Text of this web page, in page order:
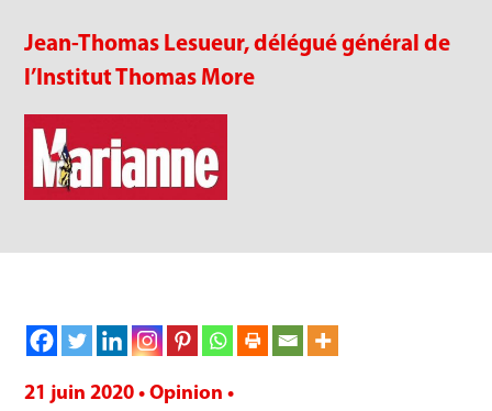
Jean-Thomas Lesueur, délégué général de
l’Institut Thomas More
21 juin 2020 • Opinion •